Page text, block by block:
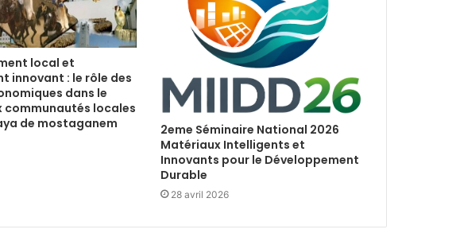
local et
innovant : le rôle des
dans le
communautés locales
de mostaganem
2eme Séminaire National 2026
Matériaux Intelligents et
Innovants pour le Développement
Durable
28 avril 2026